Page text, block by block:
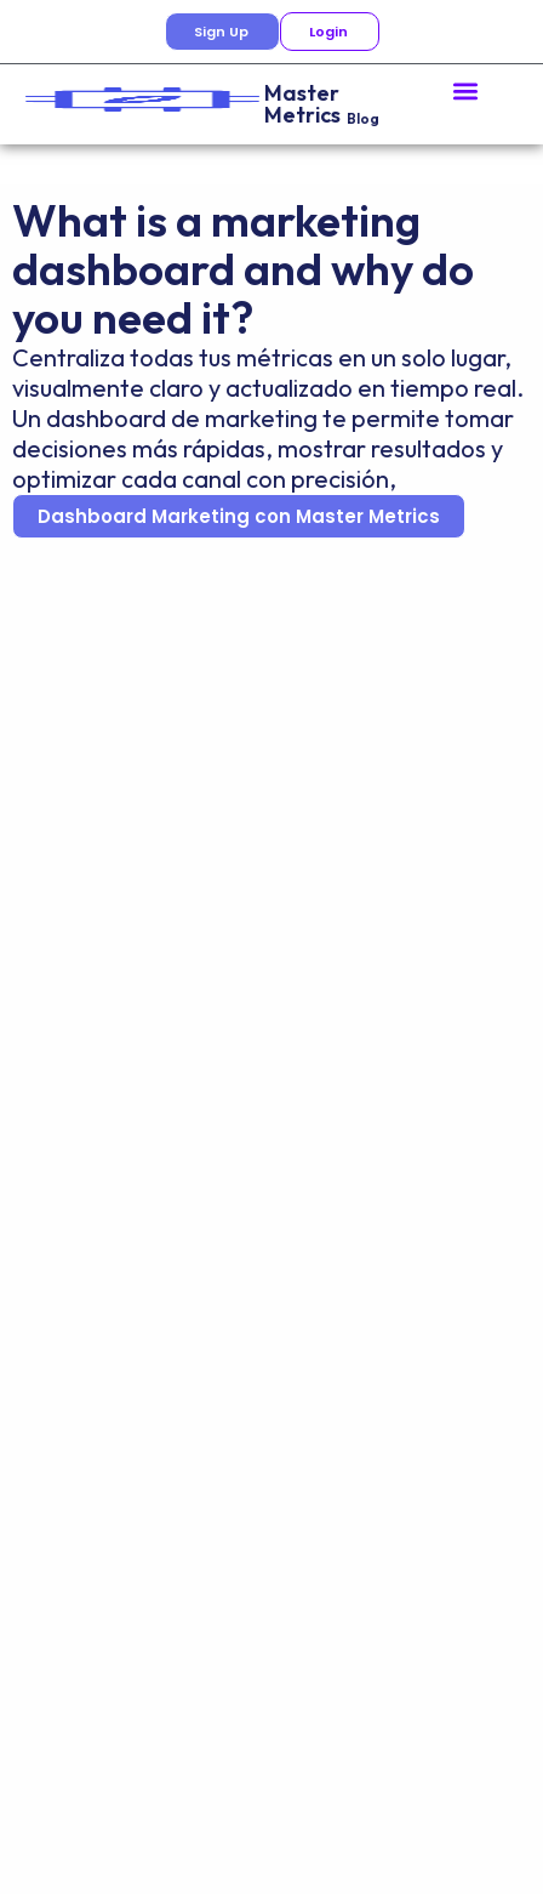
Sign Up Login
Master
Metrics Blog
What is a marketing
dashboard and why do
you need it?
Centraliza todas tus métricas en un solo lugar,
visualmente claro y actualizado en tiempo real.
Un dashboard de marketing te permite tomar
decisiones más rápidas, mostrar resultados y
optimizar cada canal con precisión,
Dashboard Marketing con Master Metrics